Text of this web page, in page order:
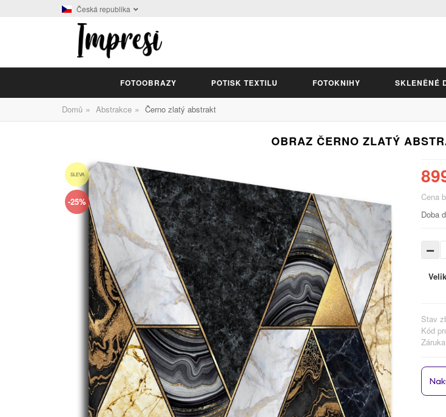
Česká republika
FOTOOBRAZY POTISK TEXTILU FOTOKNIHY SKLENĚNÉ
Domů » Abstrakce » Černo zlatý abstrakt
OBRAZ ČERNO ZLATÝ
SLEVA
-25%
Cena
Doba
Stav
Kód